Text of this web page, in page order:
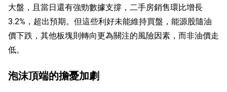
大盤，且當日還有強勁數據支撐，二手房銷售環比增長
3.2%，超出預期。但這些利好未能維持買盤，能源股隨油
價下跌，其他板塊則轉向更為關注的風險因素，而非油價走
低。
泡沫頂端的擔憂加劇